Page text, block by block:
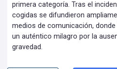
primera categoría. Tras el
cogidas se difundieron
medios de comunicación,
un auténtico milagro por la
gravedad.